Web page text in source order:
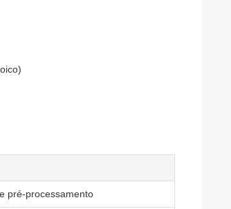
pré-processamento